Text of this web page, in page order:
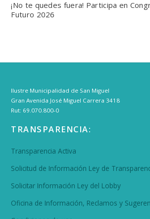
¡No te quedes fuera! Participa en
Futuro 2026
Ilustre Municipalidad de San Miguel
Gran Avenida José Miguel Carrera 3418
Rut: 69.070.800-0
TRANSPARENCIA:
Transparencia Activa
Solicitud de Información Ley de
Solicitar Información Ley del Lobby
Oficina de Información, Reclamos y